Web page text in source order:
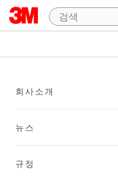
회사소개
뉴스
규정